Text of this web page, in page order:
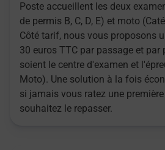
Poste accueillent les deux
de permis B, C, D, E) et moto
Côté tarif, nous vous proposons
30 euros TTC par passage et par
soient le centre d'examen et
Moto). Une solution à la fois
si jamais vous ratez une
souhaitez le repasser.